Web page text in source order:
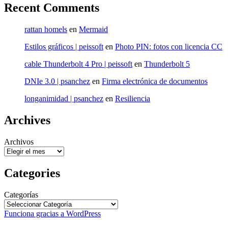
Recent Comments
rattan homels en Mermaid
Estilos gráficos | peissoft en Photo PIN: fotos con licencia CC
cable Thunderbolt 4 Pro | peissoft en Thunderbolt 5
DNIe 3.0 | psanchez en Firma electrónica de documentos
longanimidad | psanchez en Resiliencia
Archives
Archivos
Categories
Categorías
Funciona gracias a WordPress